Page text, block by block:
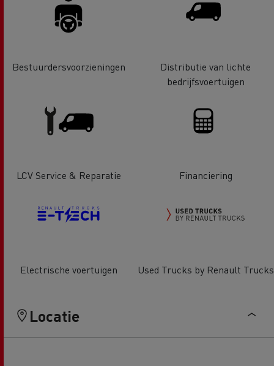
Bestuurdersvoorzieningen
Distributie van lichte
bedrijfsvoertuigen
LCV Service & Reparatie Financiering
Electrische voertuigen Used Trucks by Renault Trucks
Locatie